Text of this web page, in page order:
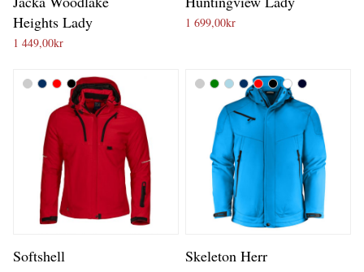
Heights Lady
1 449,00kr
1 699,00kr
Softshell
Skeleton Herr